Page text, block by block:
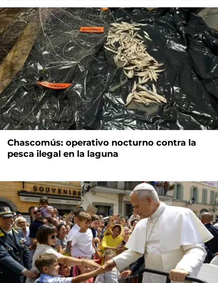
Chascomús: operativo nocturno contra la
pesca ilegal en la laguna